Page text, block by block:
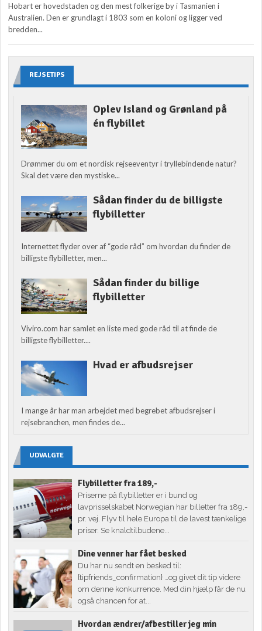
Hobart er hovedstaden og den mest folkerige by i Tasmanien i
Australien. Den er grundlagt i 1803 som en koloni og ligger ved
bredden...
REJSETIPS
Oplev Island og Grønland på
én flybillet
Drømmer du om et nordisk rejseeventyr i tryllebindende natur?
Skal det være den mystiske...
Sådan finder du de billigste
flybilletter
Internettet flyder over af “gode råd” om hvordan du finder de
billigste flybilletter, men...
Sådan finder du billige
flybilletter
Viviro.com har samlet en liste med gode råd til at finde de
billigste flybilletter....
Hvad er afbudsrejser
I mange år har man arbejdet med begrebet afbudsrejser i
rejsebranchen, men findes de...
UDVALGTE
Flybilletter fra 189,-
Priserne på flybilletter er i bund og
lavprisselskabet Norwegian har billetter fra 189,-
pr. vej. Flyv til hele Europa til de lavest tænkelige
priser. Se knaldtilbudene...
Dine venner har fået besked
Du har nu sendt en besked til:
{tipfriends_confirmation} …og givet dit tip videre
om denne konkurrence. Med din hjælp får de nu
også chancen for at...
Hvordan ændrer/afbestiller jeg min